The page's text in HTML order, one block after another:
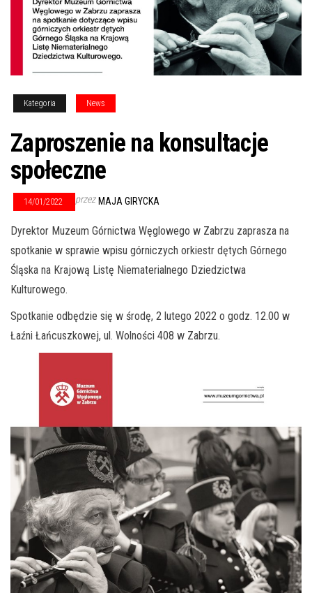
Kategoria News
Zaproszenie na konsultacje
społeczne
14/01/2022 przez MAJA GIRYCKA
Dyrektor Muzeum Górnictwa Węglowego w Zabrzu zaprasza na
spotkanie w sprawie wpisu górniczych orkiestr dętych Górnego
Śląska na Krajową Listę Niematerialnego Dziedzictwa
Kulturowego.
Spotkanie odbędzie się w środę, 2 lutego 2022 o godz. 12.00 w
Łaźni Łańcuszkowej, ul. Wolności 408 w Zabrzu.